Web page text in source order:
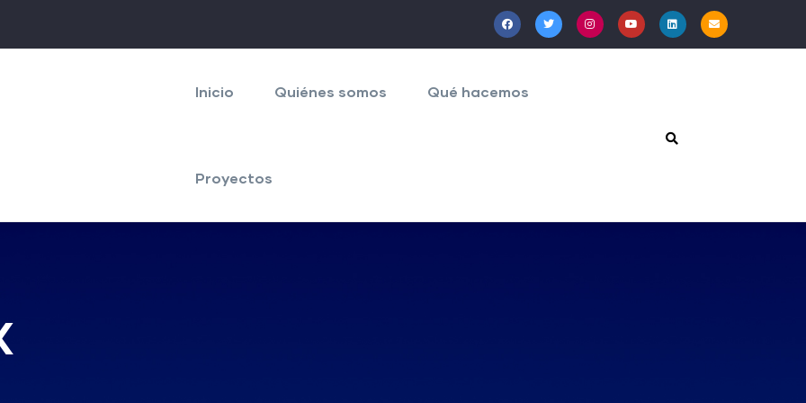
principal
Inicio Quiénes somos Qué hacemos
Proyectos